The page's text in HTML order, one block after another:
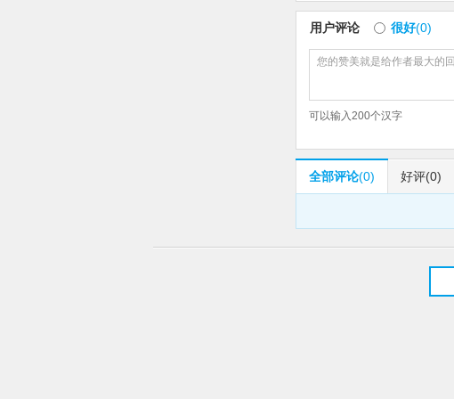
用户评论 很好(0)
可以输入200个汉字
全部评论(0) 好评(0)